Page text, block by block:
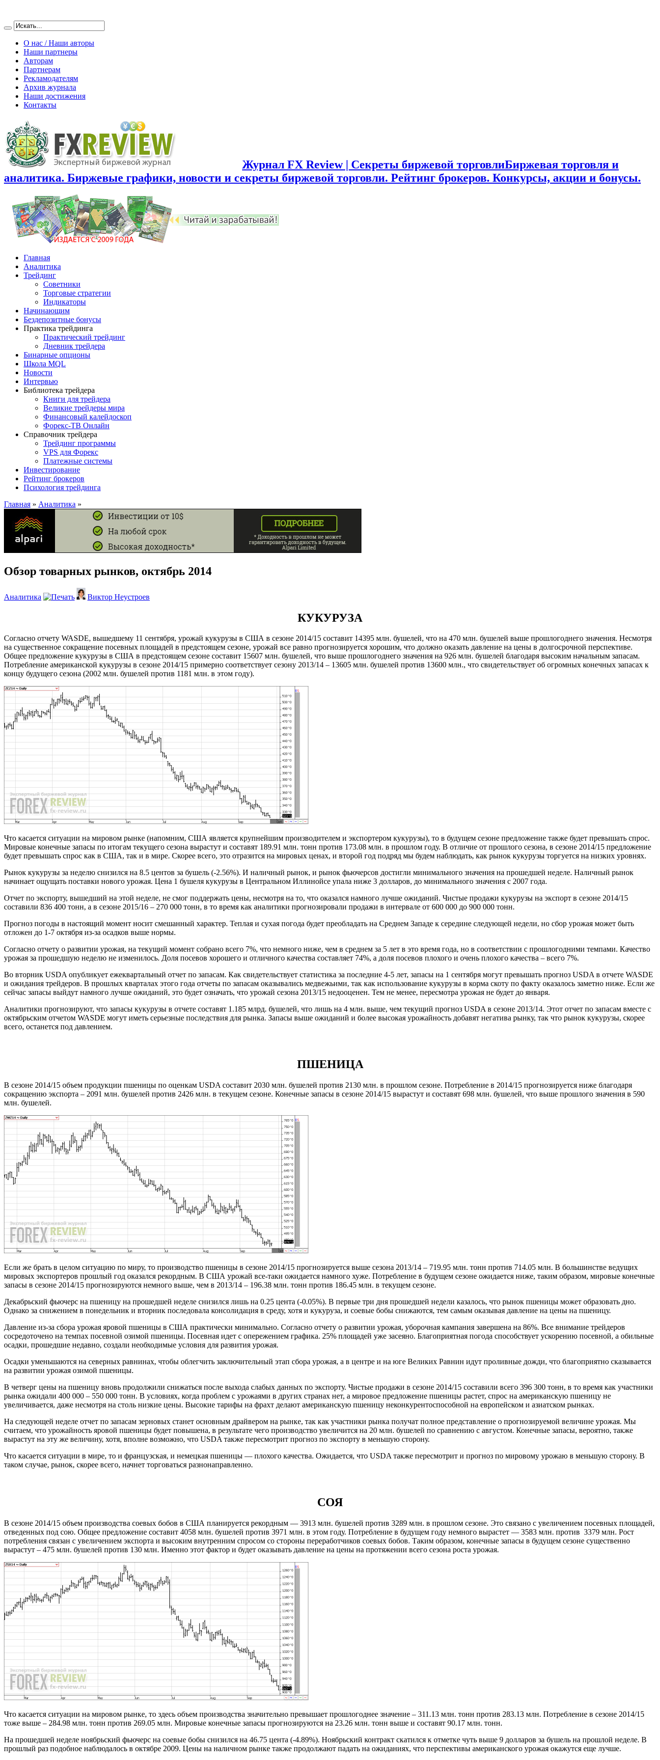
О нас / Наши авторы
Наши партнеры
Авторам
Партнерам
Рекламодателям
Архив журнала
Наши достижения
Контакты
Журнал FX Review | Секреты биржевой торговлиБиржевая торговля и
аналитика. Биржевые графики, новости и секреты биржевой торговли. Рейтинг брокеров. Конкурсы, акции и бонусы.
Главная
Аналитика
Трейдинг
Советники
Торговые стратегии
Индикаторы
Начинающим
Бездепозитные бонусы
Практика трейдинга
Практический трейдинг
Дневник трейдера
Бинарные опционы
Школа MQL
Новости
Интервью
Библиотека трейдера
Книги для трейдера
Великие трейдеры мира
Финансовый калейдоскоп
Форекс-ТВ Онлайн
Справочник трейдера
Трейдинг программы
VPS для Форекс
Платежные системы
Инвестирование
Рейтинг брокеров
Психология трейдинга
Главная » Аналитика »
Обзор товарных рынков, октябрь 2014
Аналитика Виктор Неустроев
КУКУРУЗА
Согласно отчету WASDE, вышедшему 11 сентября, урожай кукурузы в США в сезоне 2014/15 составит 14395 млн. бушелей, что на 470 млн. бушелей выше прошлогоднего значения. Несмотря
на существенное сокращение посевных площадей в предстоящем сезоне, урожай все равно прогнозируется хорошим, что должно оказать давление на цены в долгосрочной перспективе.
Общее предложение кукурузы в США в предстоящем сезоне составит 15607 млн. бушелей, что выше прошлогоднего значения на 926 млн. бушелей благодаря высоким начальным запасам.
Потребление американской кукурузы в сезоне 2014/15 примерно соответствует сезону 2013/14 – 13605 млн. бушелей против 13600 млн., что свидетельствует об огромных конечных запасах к
концу будущего сезона (2002 млн. бушелей против 1181 млн. в этом году).
Что касается ситуации на мировом рынке (напомним, США является крупнейшим производителем и экспортером кукурузы), то в будущем сезоне предложение также будет превышать спрос.
Мировые конечные запасы по итогам текущего сезона вырастут и составят 189.91 млн. тонн против 173.08 млн. в прошлом году. В отличие от прошлого сезона, в сезоне 2014/15 предложение
будет превышать спрос как в США, так и в мире. Скорее всего, это отразится на мировых ценах, и второй год подряд мы будем наблюдать, как рынок кукурузы торгуется на низких уровнях.
Рынок кукурузы за неделю снизился на 8.5 центов за бушель (-2.56%). И наличный рынок, и рынок фьючерсов достигли минимального значения на прошедшей неделе. Наличный рынок
начинает ощущать поставки нового урожая. Цена 1 бушеля кукурузы в Центральном Иллинойсе упала ниже 3 долларов, до минимального значения с 2007 года.
Отчет по экспорту, вышедший на этой неделе, не смог поддержать цены, несмотря на то, что оказался намного лучше ожиданий. Чистые продажи кукурузы на экспорт в сезоне 2014/15
составили 836 400 тонн, а в сезоне 2015/16 – 270 000 тонн, в то время как аналитики прогнозировали продажи в интервале от 600 000 до 900 000 тонн.
Прогноз погоды в настоящий момент носит смешанный характер. Теплая и сухая погода будет преобладать на Среднем Западе к середине следующей недели, но сбор урожая может быть
отложен до 1-7 октября из-за осадков выше нормы.
Согласно отчету о развитии урожая, на текущий момент собрано всего 7%, что немного ниже, чем в среднем за 5 лет в это время года, но в соответствии с прошлогодними темпами. Качество
урожая за прошедшую неделю не изменилось. Доля посевов хорошего и отличного качества составляет 74%, а доля посевов плохого и очень плохого качества – всего 7%.
Во вторник USDA опубликует ежеквартальный отчет по запасам. Как свидетельствует статистика за последние 4-5 лет, запасы на 1 сентября могут превышать прогноз USDA в отчете WASDE
и ожидания трейдеров. В прошлых кварталах этого года отчеты по запасам оказывались медвежьими, так как использование кукурузы в корма скоту по факту оказалось заметно ниже. Если же
сейчас запасы выйдут намного лучше ожиданий, это будет означать, что урожай сезона 2013/15 недооценен. Тем не менее, пересмотра урожая не будет до января.
Аналитики прогнозируют, что запасы кукурузы в отчете составят 1.185 млрд. бушелей, что лишь на 4 млн. выше, чем текущий прогноз USDA в сезоне 2013/14. Этот отчет по запасам вместе с
октябрьским отчетом WASDE могут иметь серьезные последствия для рынка. Запасы выше ожиданий и более высокая урожайность добавят негатива рынку, так что рынок кукурузы, скорее
всего, останется под давлением.
ПШЕНИЦА
В сезоне 2014/15 объем продукции пшеницы по оценкам USDA составит 2030 млн. бушелей против 2130 млн. в прошлом сезоне. Потребление в 2014/15 прогнозируется ниже благодаря
сокращению экспорта – 2091 млн. бушелей против 2426 млн. в текущем сезоне. Конечные запасы в сезоне 2014/15 вырастут и составят 698 млн. бушелей, что выше прошлого значения в 590
млн. бушелей.
Если же брать в целом ситуацию по миру, то производство пшеницы в сезоне 2014/15 прогнозируется выше сезона 2013/14 – 719.95 млн. тонн против 714.05 млн. В большинстве ведущих
мировых экспортеров прошлый год оказался рекордным. В США урожай все-таки ожидается намного хуже. Потребление в будущем сезоне ожидается ниже, таким образом, мировые конечные
запасы в сезоне 2014/15 прогнозируются немного выше, чем в 2013/14 – 196.38 млн. тонн против 186.45 млн. в текущем сезоне.
Декабрьский фьючерс на пшеницу на прошедшей неделе снизился лишь на 0.25 цента (-0.05%). В первые три дня прошедшей недели казалось, что рынок пшеницы может образовать дно.
Однако за снижением в понедельник и вторник последовала консолидация в среду, хотя и кукуруза, и соевые бобы снижаются, тем самым оказывая давление на цены на пшеницу.
Давление из-за сбора урожая яровой пшеницы в США практически минимально. Согласно отчету о развитии урожая, уборочная кампания завершена на 86%. Все внимание трейдеров
сосредоточено на темпах посевной озимой пшеницы. Посевная идет с опережением графика. 25% площадей уже засеяно. Благоприятная погода способствует ускорению посевной, а обильные
осадки, прошедшие недавно, создали необходимые условия для развития урожая.
Осадки уменьшаются на северных равнинах, чтобы облегчить заключительный этап сбора урожая, а в центре и на юге Великих Равнин идут проливные дожди, что благоприятно сказывается
на развитии урожая озимой пшеницы.
В четверг цены на пшеницу вновь продолжили снижаться после выхода слабых данных по экспорту. Чистые продажи в сезоне 2014/15 составили всего 396 300 тонн, в то время как участники
рынка ожидали 400 000 – 550 000 тонн. В условиях, когда проблем с урожаями в других странах нет, а мировое предложение пшеницы растет, спрос на американскую пшеницу не
увеличивается, даже несмотря на столь низкие цены. Высокие тарифы на фрахт делают американскую пшеницу неконкурентоспособной на европейском и азиатском рынках.
На следующей неделе отчет по запасам зерновых станет основным драйвером на рынке, так как участники рынка получат полное представление о прогнозируемой величине урожая. Мы
считаем, что урожайность яровой пшеницы будет повышена, в результате чего производство увеличится на 20 млн. бушелей по сравнению с августом. Конечные запасы, вероятно, также
вырастут на эту же величину, хотя, вполне возможно, что USDA также пересмотрит прогноз по экспорту в меньшую сторону.
Что касается ситуации в мире, то и французская, и немецкая пшеницы — плохого качества. Ожидается, что USDA также пересмотрит и прогноз по мировому урожаю в меньшую сторону. В
таком случае, рынок, скорее всего, начнет торговаться разнонаправленно.
СОЯ
В сезоне 2014/15 объем производства соевых бобов в США планируется рекордным — 3913 млн. бушелей против 3289 млн. в прошлом сезоне. Это связано с увеличением посевных площадей,
отведенных под сою. Общее предложение составит 4058 млн. бушелей против 3971 млн. в этом году. Потребление в будущем году немного вырастет — 3583 млн. против 3379 млн. Рост
потребления связан с увеличением экспорта и высоким внутренним спросом со стороны переработчиков соевых бобов. Таким образом, конечные запасы в будущем сезоне существенно
вырастут – 475 млн. бушелей против 130 млн. Именно этот фактор и будет оказывать давление на цены на протяжении всего сезона роста урожая.
Что касается ситуации на мировом рынке, то здесь объем производства значительно превышает прошлогоднее значение – 311.13 млн. тонн против 283.13 млн. Потребление в сезоне 2014/15
тоже выше – 284.98 млн. тонн против 269.05 млн. Мировые конечные запасы прогнозируются на 23.26 млн. тонн выше и составят 90.17 млн. тонн.
На прошедшей неделе ноябрьский фьючерс на соевые бобы снизился на 46.75 цента (-4.89%). Ноябрьский контракт скатился к отметке чуть выше 9 долларов за бушель на прошлой неделе. В
прошлый раз подобное наблюдалось в октябре 2009. Цены на наличном рынке также продолжают падать на ожиданиях, что перспективы американского урожая окажутся еще лучше.